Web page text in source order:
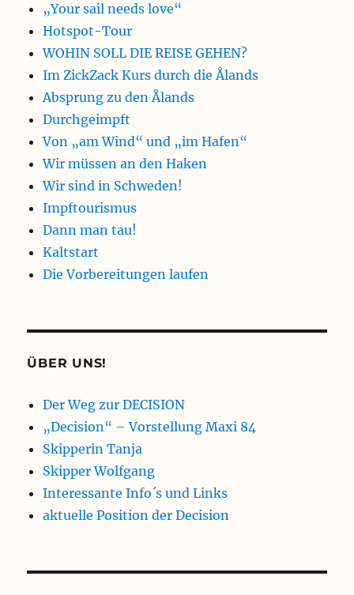
„Your sail needs love“
Hotspot-Tour
WOHIN SOLL DIE REISE GEHEN?
Im ZickZack Kurs durch die Ålands
Absprung zu den Ålands
Durchgeimpft
Von „am Wind“ und „im Hafen“
Wir müssen an den Haken
Wir sind in Schweden!
Impftourismus
Dann man tau!
Kaltstart
Die Vorbereitungen laufen
ÜBER UNS!
Der Weg zur DECISION
„Decision“ – Vorstellung Maxi 84
Skipperin Tanja
Skipper Wolfgang
Interessante Info´s und Links
aktuelle Position der Decision